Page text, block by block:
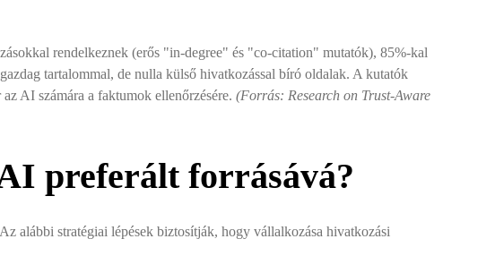
rendelkeznek (erős "in-degree" és "co-citation" mutatók), 85%-kal
tartalommal, de nulla külső hivatkozással bíró oldalak. A kutatók
AI számára a faktumok ellenőrzésére. (Forrás: Research on Trust-Aware
preferált forrásává?
alábbi stratégiai lépések biztosítják, hogy vállalkozása hivatkozási